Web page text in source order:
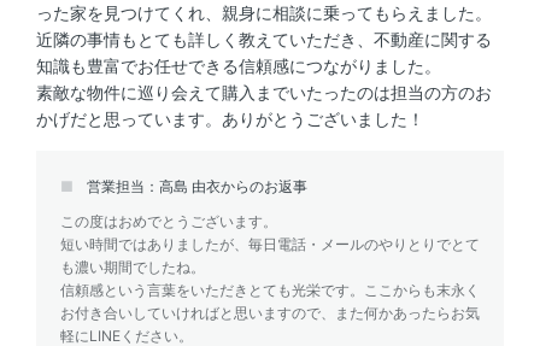
った家を見つけてくれ、親身に相談に乗ってもらえました。
近隣の事情もとても詳しく教えていただき、不動産に関する
知識も豊富でお任せできる信頼感につながりました。
素敵な物件に巡り会えて購入までいたったのは担当の方のお
かげだと思っています。ありがとうございました！
営業担当：高島 由衣からのお返事
この度はおめでとうございます。
短い時間ではありましたが、毎日電話・メールのやりとりでとて
も濃い期間でしたね。
信頼感という言葉をいただきとても光栄です。ここからも末永く
お付き合いしていければと思いますので、また何かあったらお気
軽にLINEください。